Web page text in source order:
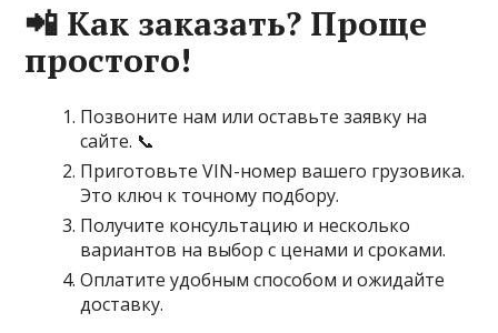
📲 Как заказать? Проще
простого!
Позвоните нам или оставьте заявку на
сайте. 📞
Приготовьте VIN-номер вашего грузовика.
Это ключ к точному подбору.
Получите консультацию и несколько
вариантов на выбор с ценами и сроками.
Оплатите удобным способом и ожидайте
доставку.